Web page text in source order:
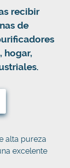
recibir
de
hogar,
alta pureza
excelente